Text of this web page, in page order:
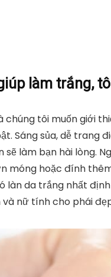
làm trắng,
chúng tôi muốn giới
Sáng sủa, dễ trang
làm bạn hài lòng.
móng hoặc đính
làn da trắng nhất
nữ tính cho phái